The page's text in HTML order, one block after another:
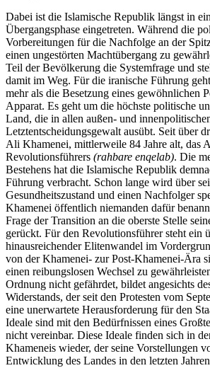
Dabei ist die Islamische Republik längst in
Übergangsphase eingetreten. Während die
Vorbereitungen für die Nach­folge an der
einen un­gestörten Machtübergang zu
Teil der Bevölkerung die Systemfrage und
damit im Weg. Für die irani­sche Führung
mehr als die Besetzung eines gewöhnlichen
Apparat. Es geht um die höchste politische
Land, die in allen außen- und
Letztentscheidungsgewalt aus­übt. Seit über
Ali Khamenei, mittlerweile 84 Jahre alt, das
Revolutionsführers (rahbare enqelab). Die
Bestehens hat die Islamische Republik
Führung verbracht. Schon lange wird über
Gesundheitszustand und einen Nachfolger
Khamenei öffentlich niemanden dafür
Frage der Transi­tion an die oberste Stelle
gerückt. Für den Revolutionsführer steht ein
hinausreichender Elitenwandel im
von der Khamenei- zur Post-Khamenei-Ära
einen reibungslosen Wechsel zu
Ordnung nicht gefährdet, bildet angesichts
Widerstands, der seit den Pro­testen vom
eine unerwartete Herausforderung für den
Ideale sind mit den Bedürfnissen eines
nicht vereinbar. Diese Ideale finden sich in
Khameneis wieder, der seine Vorstellungen
Entwicklung des Landes in den letzten